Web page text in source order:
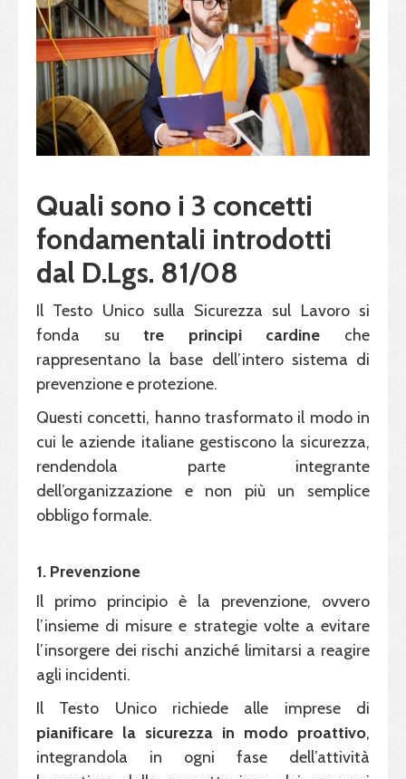
Quali sono i 3 concetti
fondamentali introdotti
dal D.Lgs. 81/08
Il Testo Unico sulla Sicurezza sul Lavoro si
fonda sutre principi cardine che
rappresentano la base dell’intero sistema di
prevenzione e protezione.
Questi concetti, hanno trasformato il modo in
cui le aziende italiane gestiscono la sicurezza,
rendendola parte integrante
dell’organizzazione e non più un semplice
obbligo formale.
1. Prevenzione
Il primo principio è la prevenzione, ovvero
l’insieme di misure e strategie volte a evitare
l’insorgere dei rischi anziché limitarsi a reagire
agli incidenti.
Il Testo Unico richiede alle imprese di
pianificare la sicurezza in modo proattivo,
integrandola in ogni fase dell’attività